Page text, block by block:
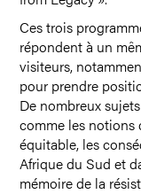
Ces trois
répondent à un
visiteurs,
pour prendre
De nombreux
comme les notions
équitable, les
Afrique du Sud et
mémoire de la